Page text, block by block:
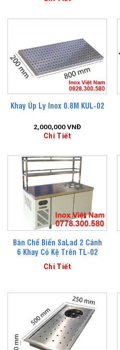
Khay Úp Ly Inox 0.8M KUL-02
2,000,000VNĐ
Chi Tiết
Bàn Chế Biến SaLad 2 Cánh
6 Khay Có Kệ Trên TL-02
Chi Tiết